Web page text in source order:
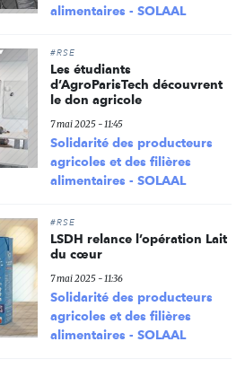
alimentaires - SOLAAL
#RSE
Les étudiants
d’AgroParisTech découvrent
le don agricole
7 mai 2025 - 11:45
Solidarité des producteurs
agricoles et des filières
alimentaires - SOLAAL
#RSE
LSDH relance l’opération Lait
du cœur
7 mai 2025 - 11:36
Solidarité des producteurs
agricoles et des filières
alimentaires - SOLAAL